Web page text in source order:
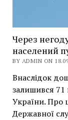
Через
населений
BY ADMIN ON
Внаслідок
залишився 71
України. Про
Державної